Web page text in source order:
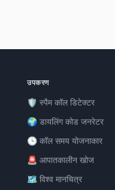
उपकरण
🛡️ स्पैम कॉल डिटेक्टर
🌍 डायलिंग कोड जनरेटर
🕒 कॉल समय योजनाकार
🚨 आपातकालीन खोज
🗺️ विश्व मानचित्र